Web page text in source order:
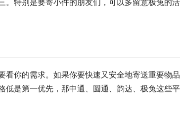
看你的需求。如果你要快速又安全地寄送重要物品
是第一优先，那中通、圆通、韵达、极兔这些